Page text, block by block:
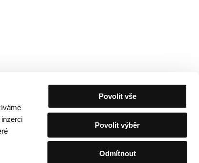
Povolit vše
Povolit výběr
Odmítnout